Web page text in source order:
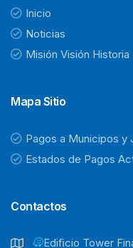
Inicio
Noticias
Misión Visión Historia
Mapa Sitio
Pagos a Municipos y
Estados de Pagos
Contactos
Ediﬁcio Tower